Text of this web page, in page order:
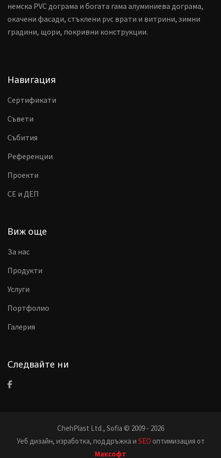
немска PVC дограма и богата гама алуминиева дограма,
окачени фасади, стъклени pvc врати и витрини, зимни
градини, щори, покривни конструкции.
Навигация
Сертификати
Съвети
Събития
Референции
Проекти
CE и ДЕП
Виж още
За нас
Продукти
Услуги
Портфолио
Галерия
Следвайте ни
ChehPlast Ltd., Sofia © 2009 - 2026
Уеб дизайн, изработка, поддръжка и SEO оптимизация от
Максофт